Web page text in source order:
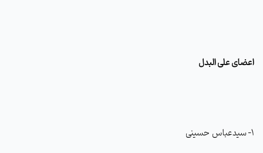
اعضای علی البدل
1- سیدعباس حسینی